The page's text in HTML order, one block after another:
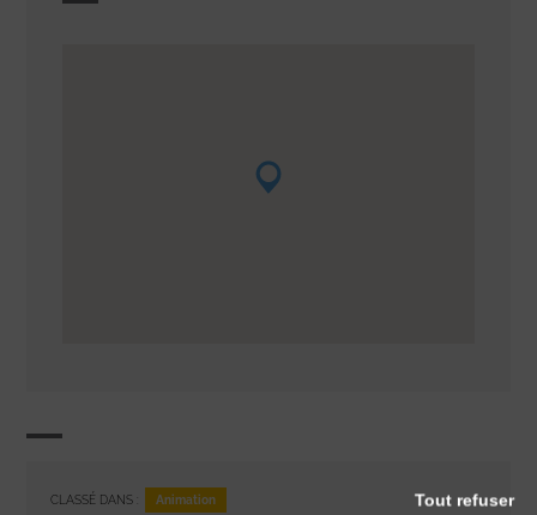
CLASSÉ DANS : Animation Tout refuser